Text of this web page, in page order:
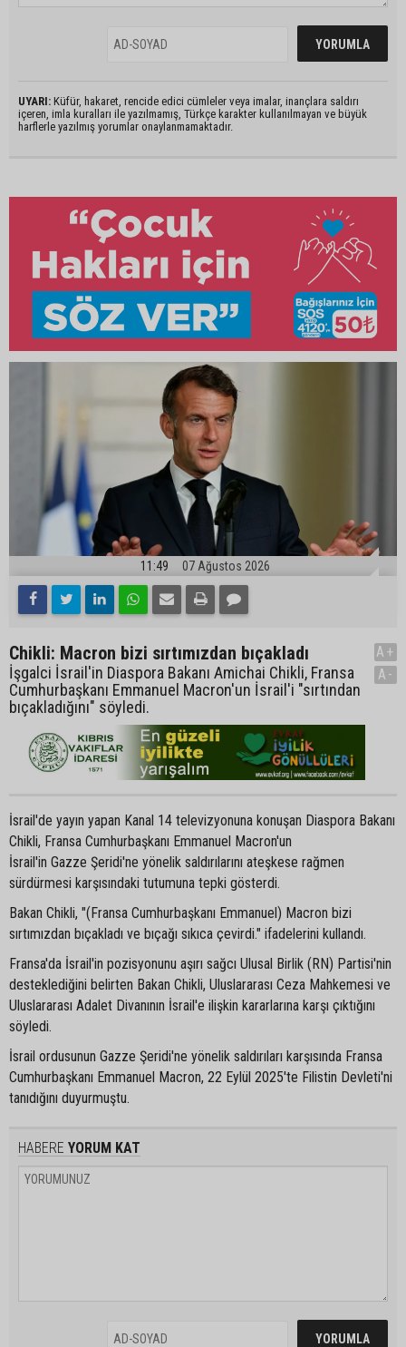
UYARI: Küfür, hakaret, rencide edici cümleler veya imalar, inançlara saldırı
içeren, imla kuralları ile yazılmamış, Türkçe karakter kullanılmayan ve büyük
harflerle yazılmış yorumlar onaylanmamaktadır.
11:49 07 Ağustos 2026
Chikli: Macron bizi sırtımızdan bıçakladı
İşgalci İsrail'in Diaspora Bakanı Amichai Chikli, Fransa
Cumhurbaşkanı Emmanuel Macron'un İsrail'i "sırtından
bıçakladığını" söyledi.
A+
A-
İsrail'de yayın yapan Kanal 14 televizyonuna konuşan Diaspora Bakanı
Chikli, Fransa Cumhurbaşkanı Emmanuel Macron'un
İsrail'in Gazze Şeridi'ne yönelik saldırılarını ateşkese rağmen
sürdürmesi karşısındaki tutumuna tepki gösterdi.
Bakan Chikli, "(Fransa Cumhurbaşkanı Emmanuel) Macron bizi
sırtımızdan bıçakladı ve bıçağı sıkıca çevirdi." ifadelerini kullandı.
Fransa'da İsrail'in pozisyonunu aşırı sağcı Ulusal Birlik (RN) Partisi'nin
desteklediğini belirten Bakan Chikli, Uluslararası Ceza Mahkemesi ve
Uluslararası Adalet Divanının İsrail'e ilişkin kararlarına karşı çıktığını
söyledi.
İsrail ordusunun Gazze Şeridi'ne yönelik saldırıları karşısında Fransa
Cumhurbaşkanı Emmanuel Macron, 22 Eylül 2025'te Filistin Devleti'ni
tanıdığını duyurmuştu.
HABERE YORUM KAT